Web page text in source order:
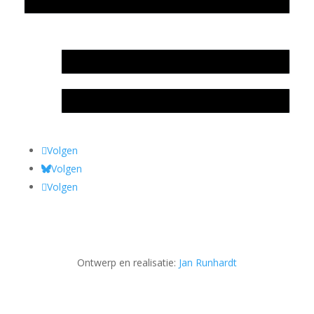
Volgen
Volgen
Volgen
Ontwerp en realisatie: Jan Runhardt